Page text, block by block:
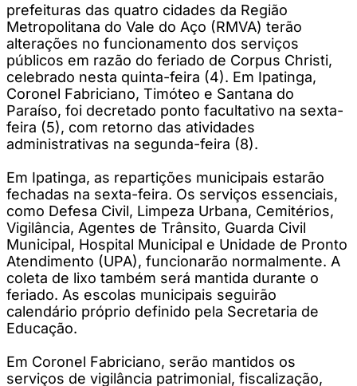
prefeituras das quatro cidades da Região
Metropolitana do Vale do Aço (RMVA) terão
alterações no funcionamento dos serviços
públicos em razão do feriado de Corpus Christi,
celebrado nesta quinta-feira (4). Em Ipatinga,
Coronel Fabriciano, Timóteo e Santana do
Paraíso, foi decretado ponto facultativo na sexta-
feira (5), com retorno das atividades
administrativas na segunda-feira (8).
Em Ipatinga, as repartições municipais estarão
fechadas na sexta-feira. Os serviços essenciais,
como Defesa Civil, Limpeza Urbana, Cemitérios,
Vigilância, Agentes de Trânsito, Guarda Civil
Municipal, Hospital Municipal e Unidade de Pronto
Atendimento (UPA), funcionarão normalmente. A
coleta de lixo também será mantida durante o
feriado. As escolas municipais seguirão
calendário próprio definido pela Secretaria de
Educação.
Em Coronel Fabriciano, serão mantidos os
serviços de vigilância patrimonial, fiscalização,